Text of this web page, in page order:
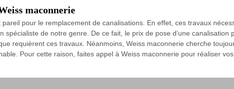
maconnerie
pour le remplacement de canalisations. En effet, ces travaux
spécialiste de notre genre. De ce fait, le prix de pose d’une canalisation
requièrent ces travaux. Néanmoins, Weiss maconnerie cherche
Pour cette raison, faites appel à Weiss maconnerie pour réaliser